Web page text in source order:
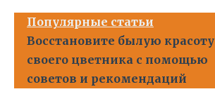
Популярные статьи
Восстановите былую красоту
своего цветника с помощью
советов и рекомендаций